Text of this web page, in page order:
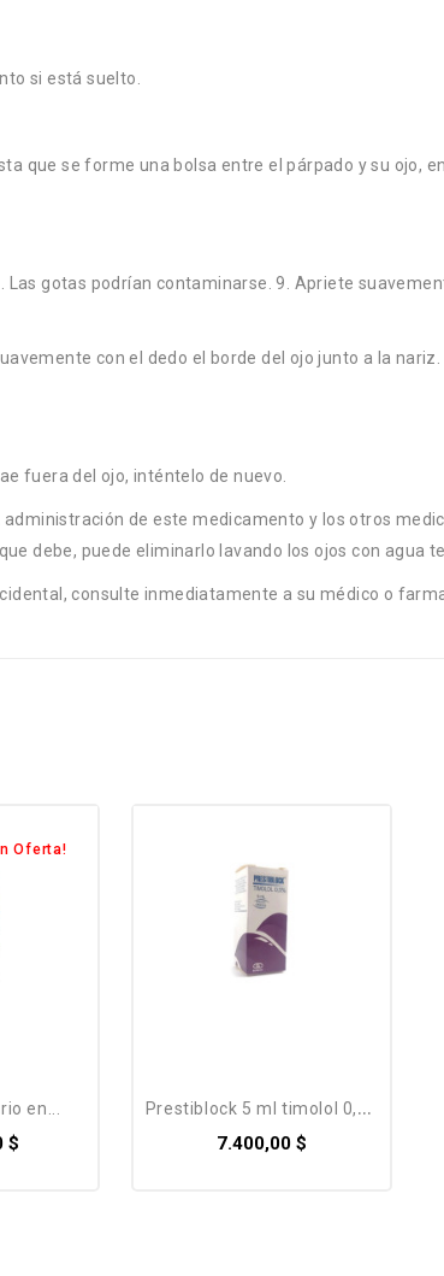
si está suelto.
que se forme una bolsa entre el párpado y su ojo,
gotas podrían contaminarse. 9. Apriete
con el dedo el borde del ojo junto a la
fuera del ojo, inténtelo de nuevo.
de este medicamento y los otros
debe, puede eliminarlo lavando los ojos con agua
consulte inmediatamente a su médico o
Oferta!
en...
$
prestiblock 5 ml timolol 0,5%
7.400,00 $